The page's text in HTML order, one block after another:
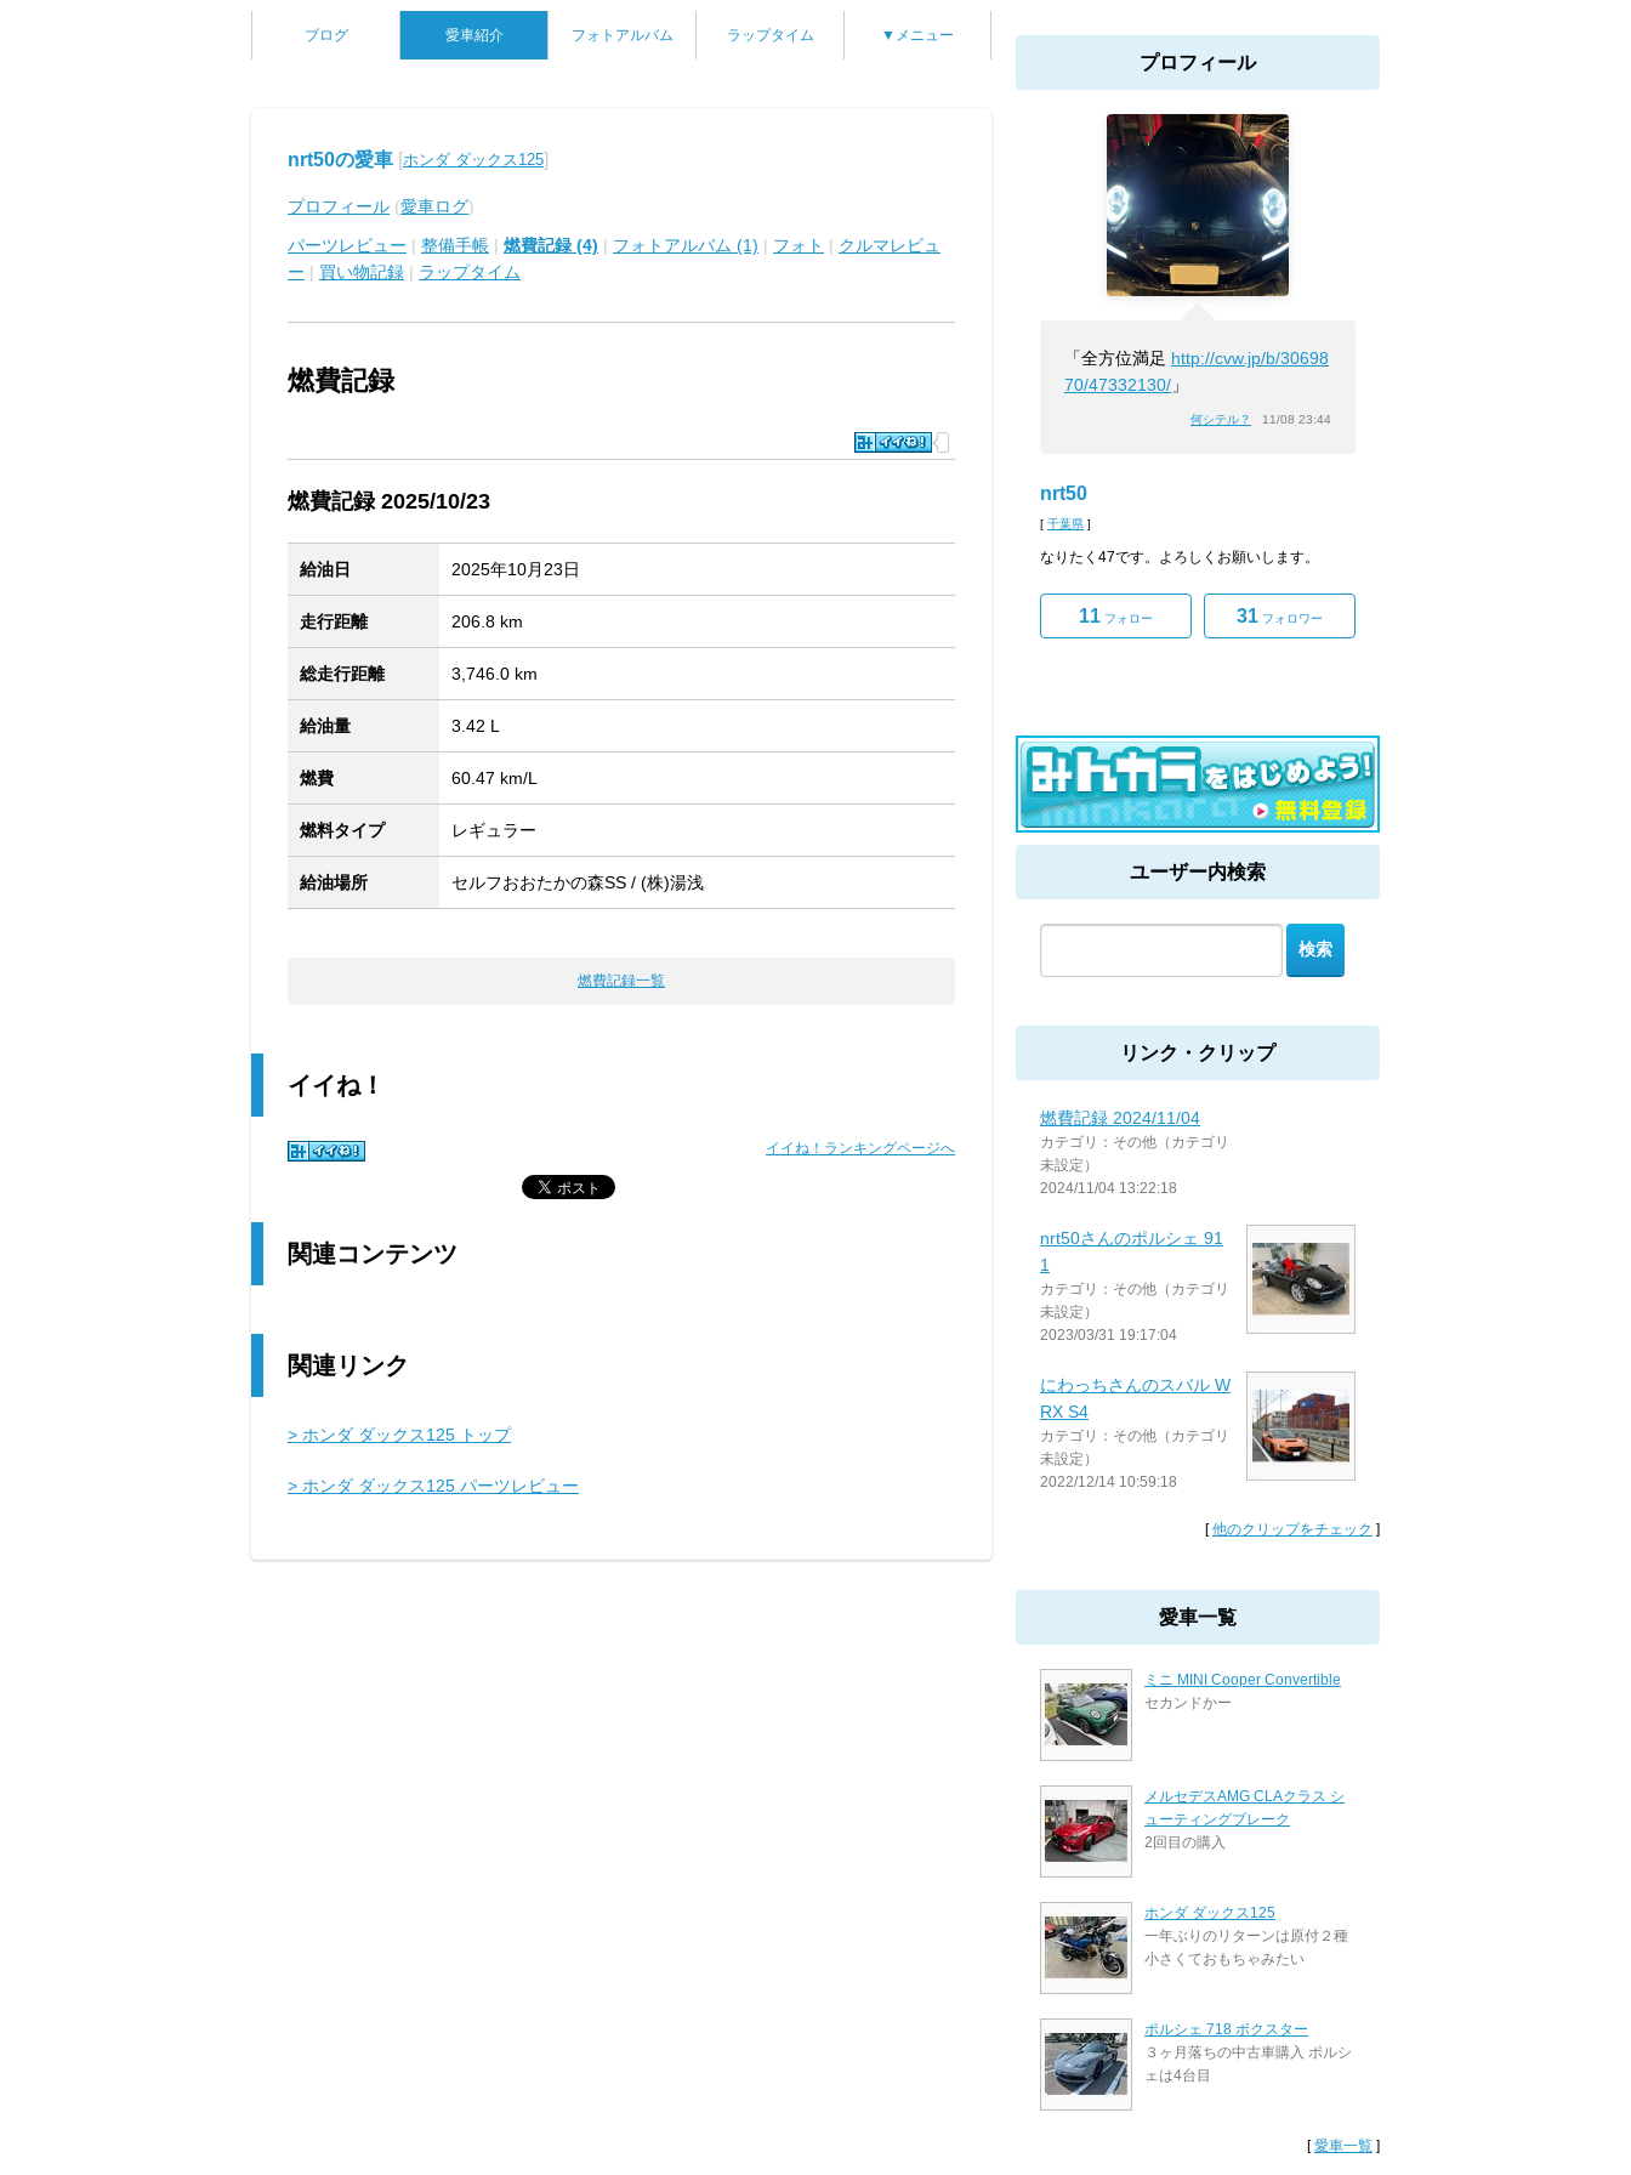
ブログ 愛車紹介 フォトアルバム ラップタイム ▼メニュー
nrt50の愛車 [ホンダ ダックス125]
プロフィール (愛車ログ)
パーツレビュー | 整備手帳 | 燃費記録 (4) | フォトアルバム (1) | フォト | クルマレビュ
ー | 買い物記録 | ラップタイム
燃費記録
燃費記録 2025/10/23
給油日 2025年10月23日
走行距離 206.8 km
総走行距離 3,746.0 km
給油量 3.42 L
燃費 60.47 km/L
燃料タイプ レギュラー
給油場所 セルフおおたかの森SS / (株)湯浅
燃費記録一覧
イイね！
イイね！ランキングページへ
関連コンテンツ
関連リンク
> ホンダ ダックス125 トップ
> ホンダ ダックス125 パーツレビュー
プロフィール
「全方位満足 http://cvw.jp/b/30698
70/47332130/ 」
何シテル？ 11/08 23:44
nrt50
[ 千葉県 ]
なりたく47です。よろしくお願いします。
11 フォロー 31 フォロワー
ユーザー内検索
リンク・クリップ
燃費記録 2024/11/04
カテゴリ：その他（カテゴリ
未設定）
2024/11/04 13:22:18
nrt50さんのポルシェ 91
1
カテゴリ：その他（カテゴリ
未設定）
2023/03/31 19:17:04
にわっちさんのスバル W
RX S4
カテゴリ：その他（カテゴリ
未設定）
2022/12/14 10:59:18
[他のクリップをチェック ]
愛車一覧
ミニ MINI Cooper Convertible
セカンドかー
メルセデスAMG CLAクラス シ
ューティングブレーク
2回目の購入
ホンダ ダックス125
一年ぶりのリターンは原付２種
小さくておもちゃみたい
ポルシェ 718 ボクスター
３ヶ月落ちの中古車購入 ポルシ
ェは4台目
[愛車一覧 ]